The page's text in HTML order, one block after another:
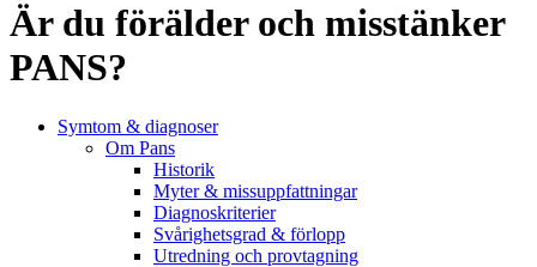
Är du förälder och misstänker
PANS?
Symtom & diagnoser
Om Pans
Historik
Myter & missuppfattningar
Diagnoskriterier
Svårighetsgrad & förlopp
Utredning och provtagning